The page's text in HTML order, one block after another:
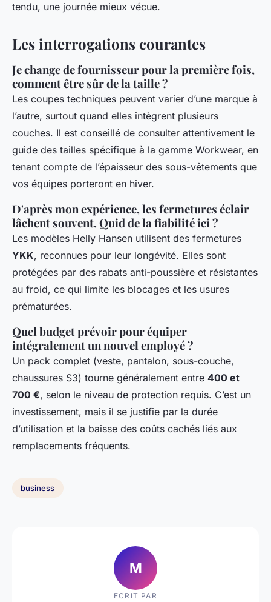
tendu, une journée mieux vécue.
Les interrogations courantes
Je change de fournisseur pour la première fois,
comment être sûr de la taille ?
Les coupes techniques peuvent varier d’une marque à
l’autre, surtout quand elles intègrent plusieurs
couches. Il est conseillé de consulter attentivement le
guide des tailles spécifique à la gamme Workwear, en
tenant compte de l’épaisseur des sous-vêtements que
vos équipes porteront en hiver.
D'après mon expérience, les fermetures éclair
lâchent souvent. Quid de la fiabilité ici ?
Les modèles Helly Hansen utilisent des fermetures
YKK, reconnues pour leur longévité. Elles sont
protégées par des rabats anti-poussière et résistantes
au froid, ce qui limite les blocages et les usures
prématurées.
Quel budget prévoir pour équiper
intégralement un nouvel employé ?
Un pack complet (veste, pantalon, sous-couche,
chaussures S3) tourne généralement entre 400 et
700 €, selon le niveau de protection requis. C’est un
investissement, mais il se justifie par la durée
d’utilisation et la baisse des coûts cachés liés aux
remplacements fréquents.
business
M
ECRIT PAR